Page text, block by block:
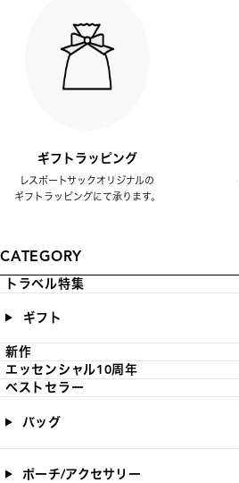
ギフトラッピング
レスポートサックオリジナルの
ギフトラッピングにて承ります。
CATEGORY
トラベル特集
ギフト
新作
エッセンシャル10周年
ベストセラー
バッグ
ポーチ/アクセサリー